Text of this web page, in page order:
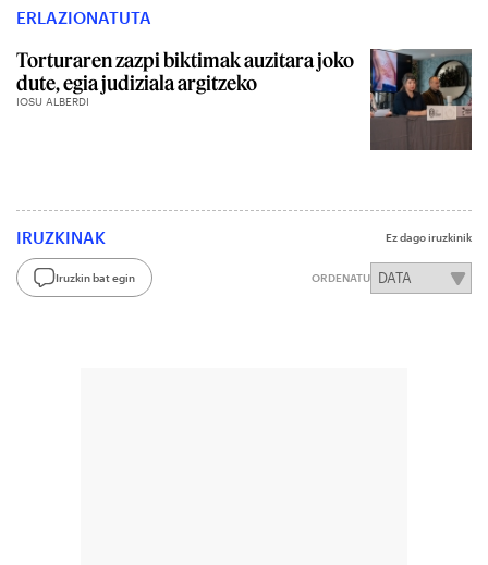
ERLAZIONATUTA
Torturaren zazpi biktimak auzitara joko
dute, egia judiziala argitzeko
IOSU ALBERDI
IRUZKINAK Ez dago iruzkinik
Iruzkin bat egin ORDENATU